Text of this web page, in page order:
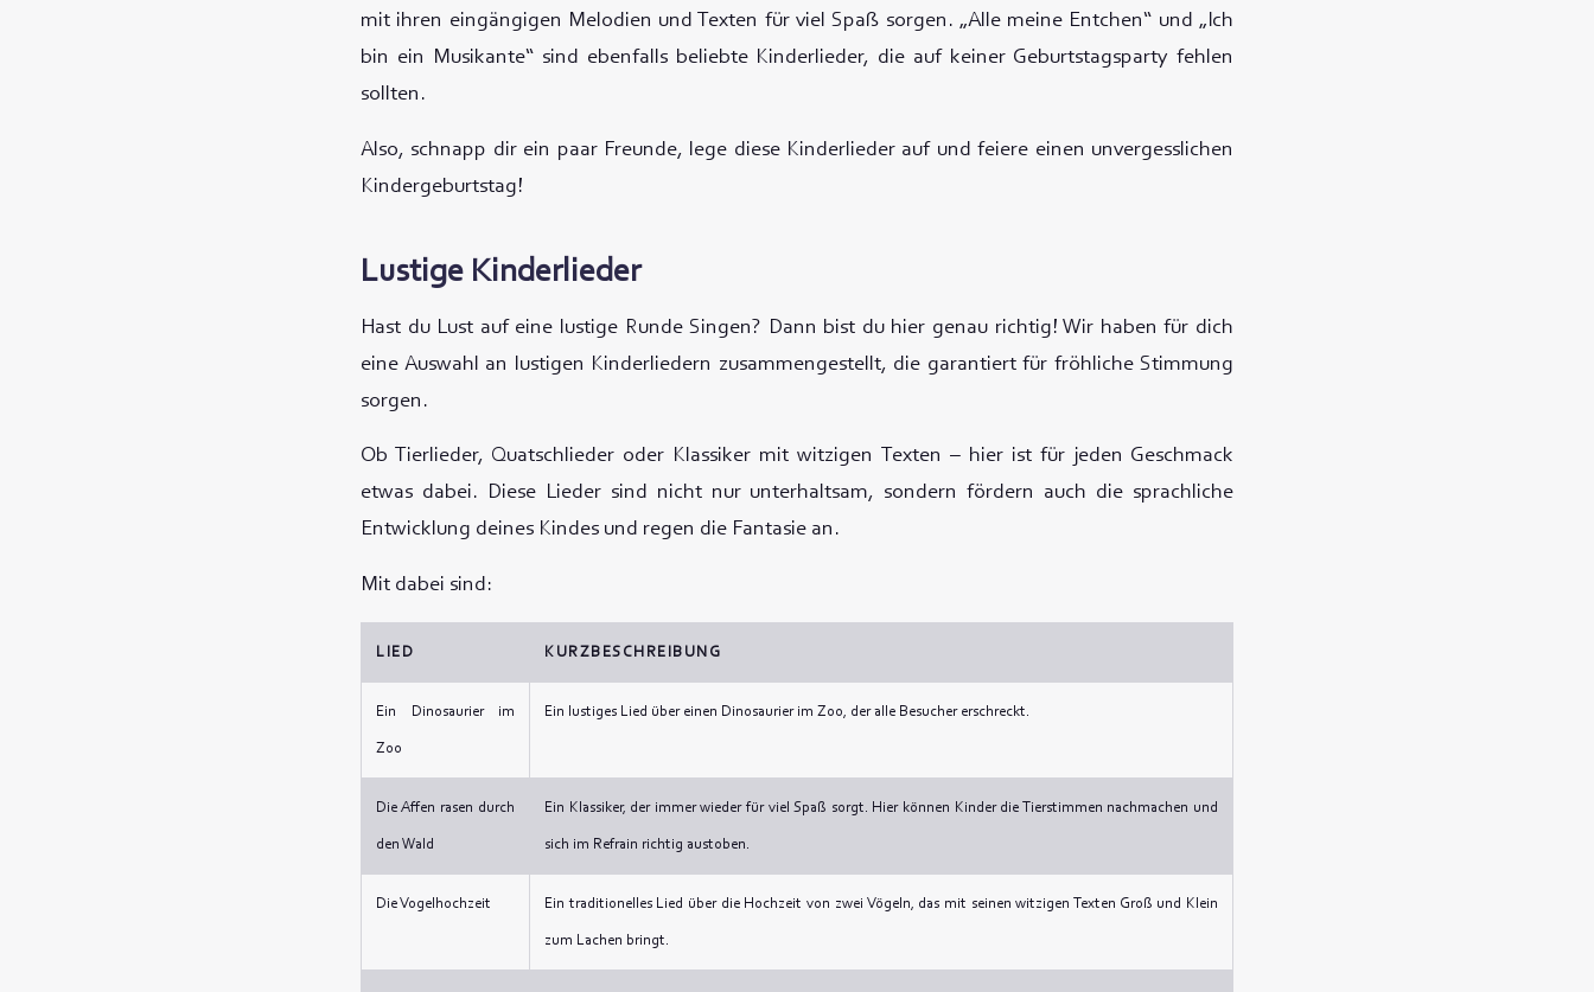
mit ihren eingängigen Melodien und Texten für viel Spaß sorgen. „Alle meine Entchen“ und „Ich
bin ein Musikante“ sind ebenfalls beliebte Kinderlieder, die auf keiner Geburtstagsparty fehlen
sollten.
Also, schnapp dir ein paar Freunde, lege diese Kinderlieder auf und feiere einen unvergesslichen
Kindergeburtstag!
Lustige Kinderlieder
Hast du Lust auf eine lustige Runde Singen? Dann bist du hier genau richtig! Wir haben für dich
eine Auswahl an lustigen Kinderliedern zusammengestellt, die garantiert für fröhliche Stimmung
sorgen.
Ob Tierlieder, Quatschlieder oder Klassiker mit witzigen Texten – hier ist für jeden Geschmack
etwas dabei. Diese Lieder sind nicht nur unterhaltsam, sondern fördern auch die sprachliche
Entwicklung deines Kindes und regen die Fantasie an.
Mit dabei sind:
LIED KURZBESCHREIBUNG
Ein Dinosaurier im
Zoo
Ein lustiges Lied über einen Dinosaurier im Zoo, der alle Besucher erschreckt.
Die Affen rasen durch
den Wald
Ein Klassiker, der immer wieder für viel Spaß sorgt. Hier können Kinder die Tierstimmen nachmachen und
sich im Refrain richtig austoben.
Die Vogelhochzeit Ein traditionelles Lied über die Hochzeit von zwei Vögeln, das mit seinen witzigen Texten Groß und Klein
zum Lachen bringt.